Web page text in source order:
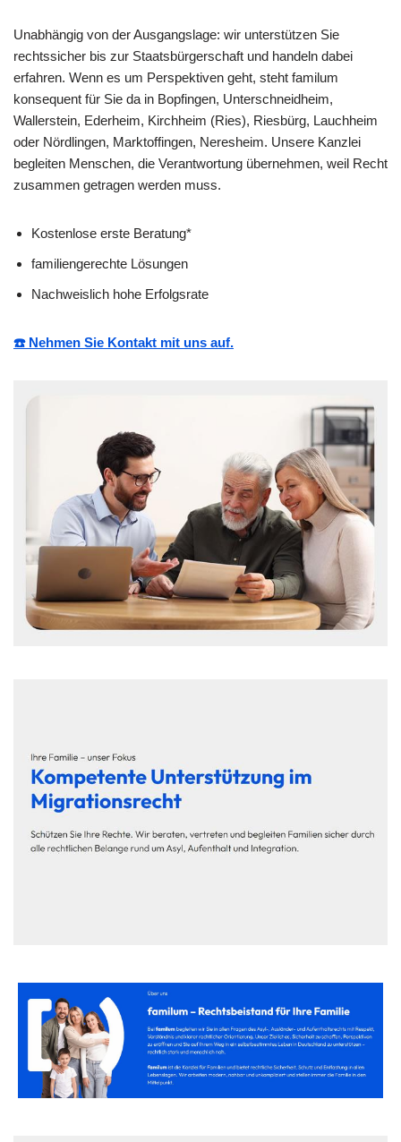
Unabhängig von der Ausgangslage: wir unterstützen Sie
rechtssicher bis zur Staatsbürgerschaft und handeln dabei
erfahren. Wenn es um Perspektiven geht, steht familum
konsequent für Sie da in Bopfingen, Unterschneidheim,
Wallerstein, Ederheim, Kirchheim (Ries), Riesbürg, Lauchheim
oder Nördlingen, Marktoffingen, Neresheim. Unsere Kanzlei
begleiten Menschen, die Verantwortung übernehmen, weil Recht
zusammen getragen werden muss.
Kostenlose erste Beratung*
familiengerechte Lösungen
Nachweislich hohe Erfolgsrate
☎️ Nehmen Sie Kontakt mit uns auf.